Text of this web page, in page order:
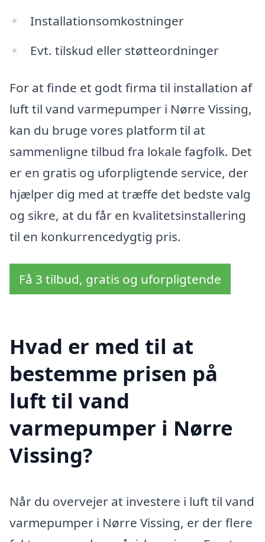
Installationsomkostninger
Evt. tilskud eller støtteordninger
For at finde et godt firma til installation af
luft til vand varmepumper i Nørre Vissing,
kan du bruge vores platform til at
sammenligne tilbud fra lokale fagfolk. Det
er en gratis og uforpligtende service, der
hjælper dig med at træffe det bedste valg
og sikre, at du får en kvalitetsinstallering
til en konkurrencedygtig pris.
Få 3 tilbud, gratis og uforpligtende
Hvad er med til at
bestemme prisen på
luft til vand
varmepumper i Nørre
Vissing?
Når du overvejer at investere i luft til vand
varmepumper i Nørre Vissing, er der flere